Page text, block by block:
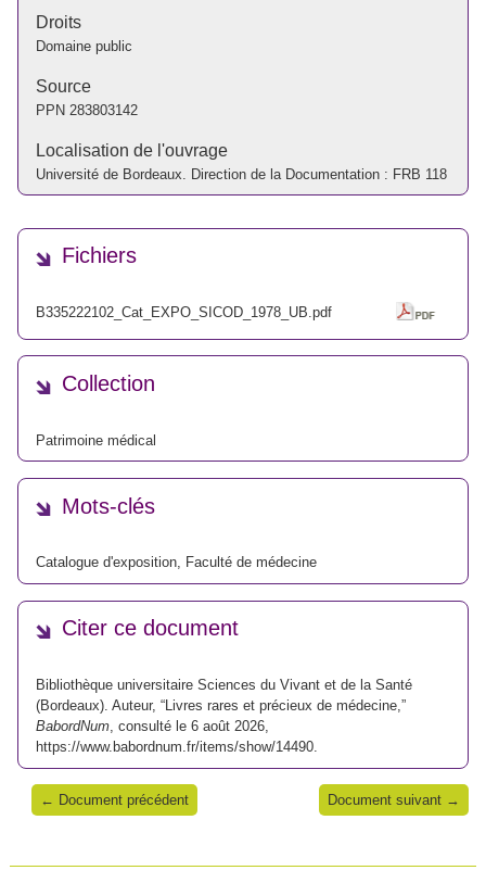
Droits
Domaine public
Source
PPN 283803142
Localisation de l'ouvrage
Université de Bordeaux. Direction de la Documentation : FRB 118
Fichiers
B335222102_Cat_EXPO_SICOD_1978_UB.pdf
Collection
Patrimoine médical
Mots-clés
Catalogue d'exposition, Faculté de médecine
Citer ce document
Bibliothèque universitaire Sciences du Vivant et de la Santé
(Bordeaux). Auteur, “Livres rares et précieux de médecine,”
BabordNum , consulté le 6 août 2026,
https://www.babordnum.fr/items/show/14490
← Document précédent Document suivant →